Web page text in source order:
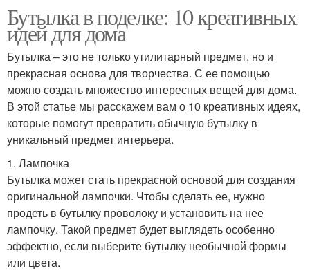
Бутылка в поделке: 10 креативных
идей для дома
Бутылка – это не только утилитарный предмет, но и
прекрасная основа для творчества. С ее помощью
можно создать множество интересных вещей для дома.
В этой статье мы расскажем вам о 10 креативных идеях,
которые помогут превратить обычную бутылку в
уникальный предмет интерьера.
1. Лампочка
Бутылка может стать прекрасной основой для создания
оригинальной лампочки. Чтобы сделать ее, нужно
продеть в бутылку проволоку и установить на нее
лампочку. Такой предмет будет выглядеть особенно
эффектно, если выберите бутылку необычной формы
или цвета.